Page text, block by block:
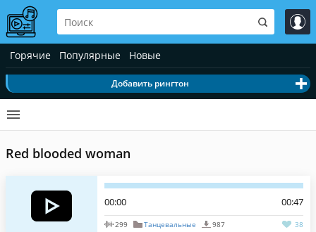
Горячие Популярные Новые
Добавить рингтон
Red blooded woman
00:00 00:47
299 Танцевальные 987 38